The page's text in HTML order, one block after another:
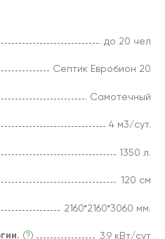
до 20 чел
Септик Евробион 20
Самотечный
4 м3/сут.
1350 л.
120 см
2160*2160*3060 мм.
3,9 кВт/сут